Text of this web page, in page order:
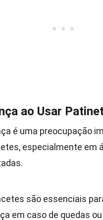
ao Usar
é uma preocupação
especialmente em
são essenciais
em caso de quedas